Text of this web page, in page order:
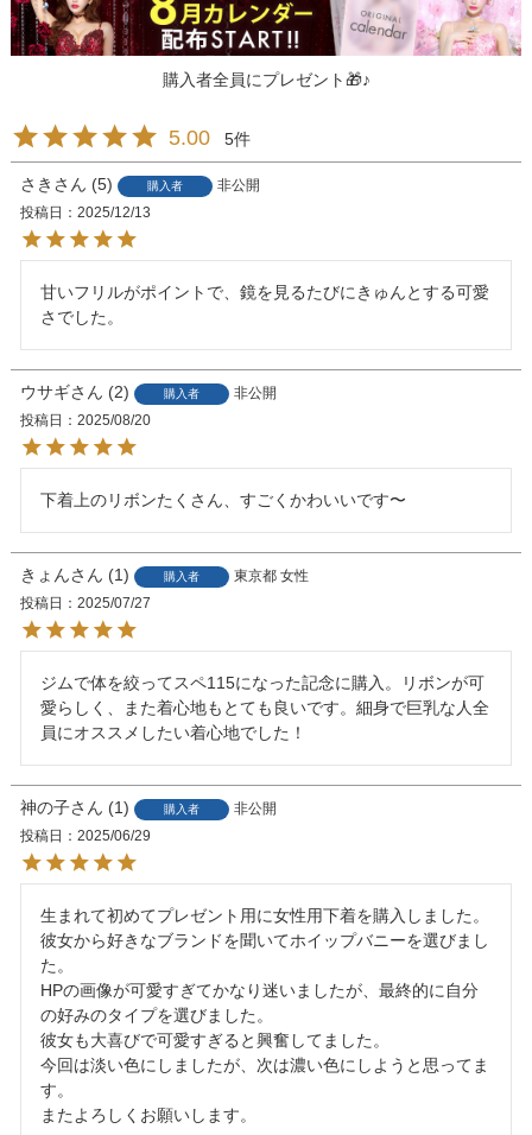
購入者全員にプレゼント🎁♪
5.00 5
さき 5 購入者
非公開
投稿日
2025/12/13
甘いフリルがポイントで、鏡を見るたびにきゅんとする可愛
さでした。
ウサギ 2 購入者
非公開
投稿日
2025/08/20
下着上のリボンたくさん、すごくかわいいです〜
きょん 1 購入者 東京都 女性
投稿日
2025/07/27
ジムで体を絞ってスペ115になった記念に購入。リボンが可
愛らしく、また着心地もとても良いです。細身で巨乳な人全
員にオススメしたい着心地でした！
神の子 1 購入者
非公開
投稿日
2025/06/29
生まれて初めてプレゼント用に女性用下着を購入しました。
彼女から好きなブランドを聞いてホイップバニーを選びまし
た。
HPの画像が可愛すぎてかなり迷いましたが、最終的に自分
の好みのタイプを選びました。
彼女も大喜びで可愛すぎると興奮してました。
今回は淡い色にしましたが、次は濃い色にしようと思ってま
す。
またよろしくお願いします。